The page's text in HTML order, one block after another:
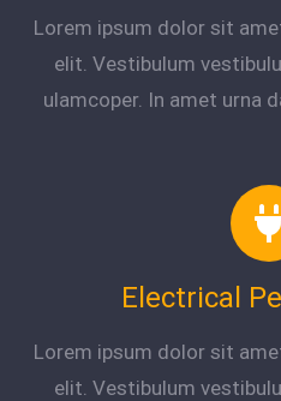
Lorem ipsum dolor sit
elit. Vestibulum
ulamcoper. In amet urna
Electrical
Lorem ipsum dolor sit
elit. Vestibulum